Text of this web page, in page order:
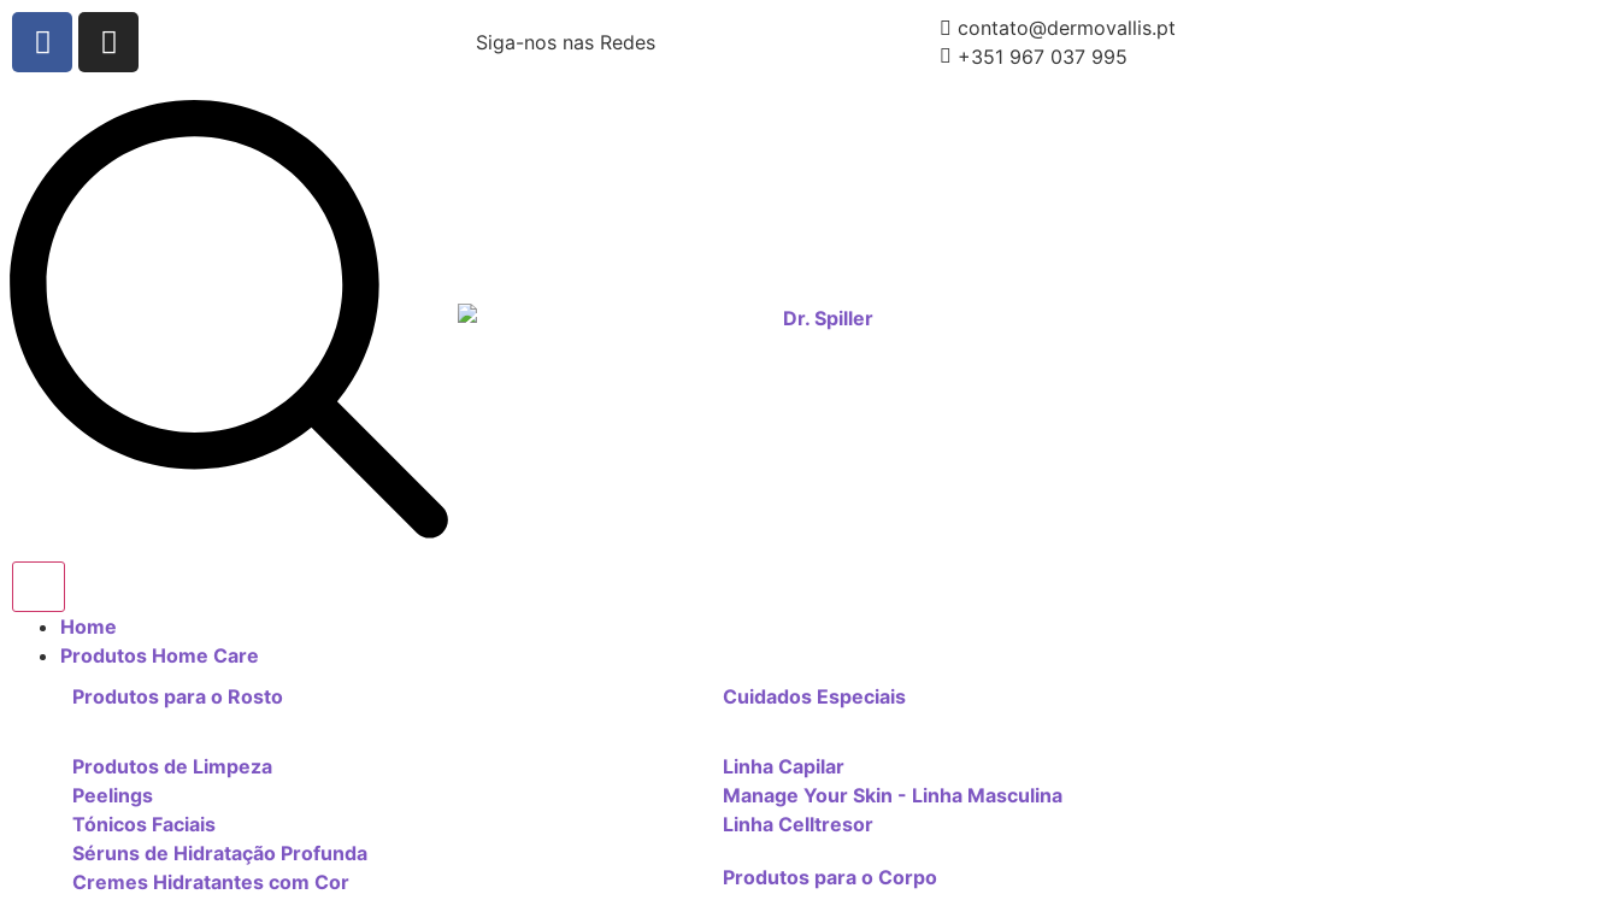
Siga-nos nas Redes
contato@dermovallis.pt
+351 967 037 995
Home
Produtos Home Care
Produtos para o Rosto
Produtos de Limpeza
Peelings
Tónicos Faciais
Séruns de Hidratação Profunda
Cremes Hidratantes com Cor
Cuidados Especiais
Linha Capilar
Manage Your Skin - Linha Masculina
Linha Celltresor
Produtos para o Corpo